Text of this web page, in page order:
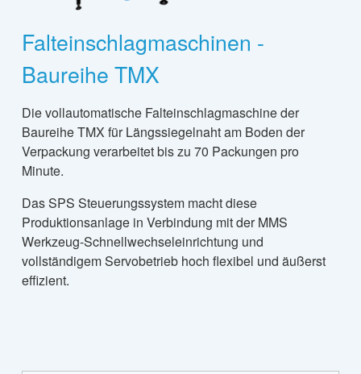
Falteinschlagmaschinen -
Baureihe TMX
Die vollautomatische Falteinschlagmaschine der
Baureihe TMX für Längssiegelnaht am Boden der
Verpackung verarbeitet bis zu 70 Packungen pro
Minute.
Das SPS Steuerungssystem macht diese
Produktionsanlage in Verbindung mit der MMS
Werkzeug-Schnellwechseleinrichtung und
vollständigem Servobetrieb hoch flexibel und äußerst
effizient.